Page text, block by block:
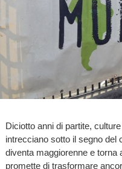
Diciotto anni di partite,
intrecciano sotto il segno del
diventa maggiorenne e torna
promette di trasformare